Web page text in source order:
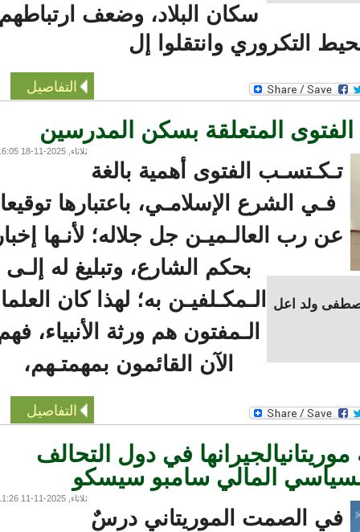
سكان البلاد، وضعف ارتباطهم
التكروري وانتقلوا إل
التفاصيل
المتعلقة بسكن المدرسين
ثلاثاء, 2025-11-18 16:05
ولد اعل
تـكـتسـب الفتوى أهمية بالغة
فـي الشرع الإسلامـي، باعتبارها توقيعا
عن رب العالـميـن جل جلاله؛ لأنـها إخبار
بحكم الشارع، وتبليغ له إلـى
الـمكـلفيـن به؛ لهذا كان العلماء
الـمفتون هم ورثة الأنبياء، فهم
الآن القائمون بمهمتـهم،
التفاصيل
في دول التحالف
ثلاثاء, 2025-11-11 11:26
في الصمت الموريتاني درسٌ